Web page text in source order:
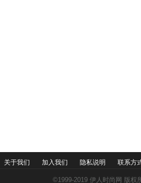
关于我们 加入我们 隐私说明 联系方
©1999-2019 伊人时尚网 版权